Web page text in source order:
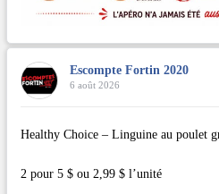
Escompte Fortin 2020
6 août 2026
Healthy Choice – Linguine au poulet
2 pour 5 $ ou 2,99 $ l’unité